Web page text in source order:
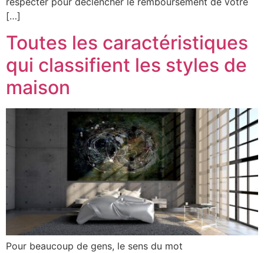
[…]
Toutes les caractéristiques
qui classifient les styles de
maison
Pour beaucoup de gens, le sens du mot